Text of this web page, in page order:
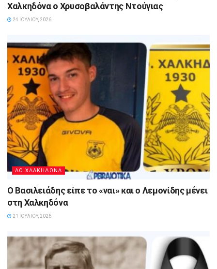
Χαλκηδόνα ο Χρυσοβαλάντης Ντούγιας
24 ΙΟΥΛΊΟΥ, 2026
ΑΟ ΧΑΛΚΗΔΟΝΑ
Ο Βασιλειάδης είπε το «ναι» και ο Λεμονίδης μένει
στη Χαλκηδόνα
21 ΙΟΥΛΊΟΥ, 2026